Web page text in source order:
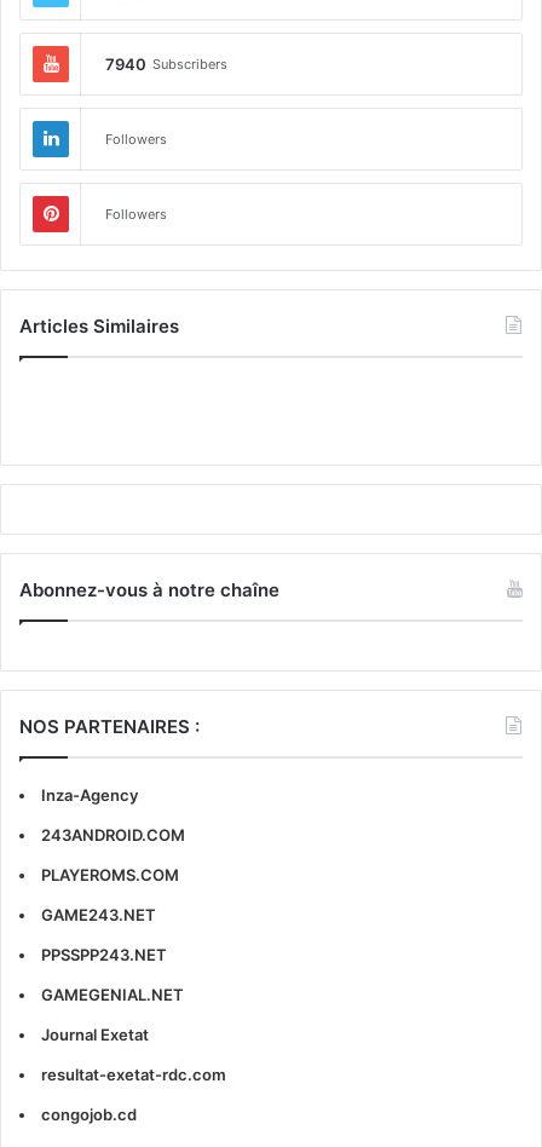
7940 Subscribers
Followers
Followers
Articles Similaires
Abonnez-vous à notre chaîne
NOS PARTENAIRES :
Inza-Agency
243ANDROID.COM
PLAYEROMS.COM
GAME243.NET
PPSSPP243.NET
GAMEGENIAL.NET
Journal Exetat
resultat-exetat-rdc.com
congojob.cd